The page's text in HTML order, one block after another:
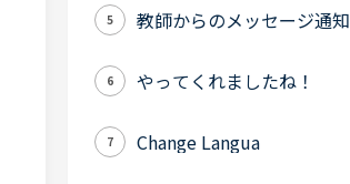
5 教師からのメッセージ通知
6 やってくれましたね！
7 Change Langua